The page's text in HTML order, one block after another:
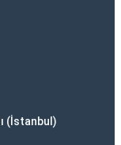
(İstanbul)